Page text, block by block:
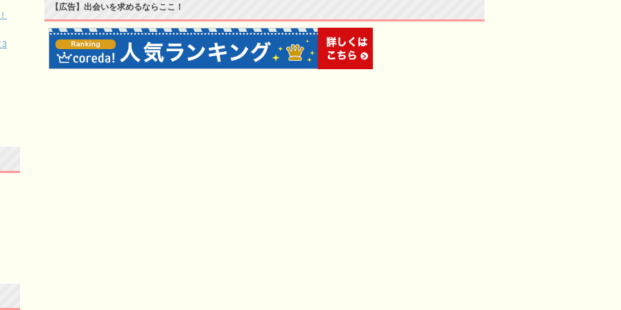
【広告】出会いを求めるならここ！
3